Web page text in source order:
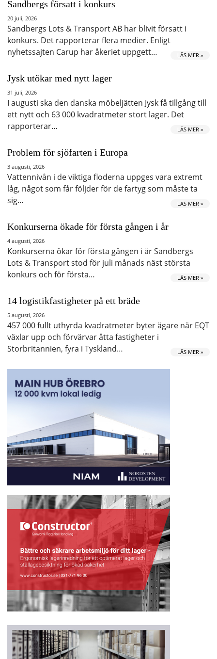
Sandbergs försatt i konkurs
20 juli, 2026
Sandbergs Lots & Transport AB har blivit försatt i
konkurs. Det rapporterar flera medier. Enligt
nyhetssajten Carup har åkeriet uppgett…
LÄS MER »
Jysk utökar med nytt lager
31 juli, 2026
I augusti ska den danska möbeljätten Jysk få tillgång till
ett nytt och 63 000 kvadratmeter stort lager. Det
rapporterar…
LÄS MER »
Problem för sjöfarten i Europa
3 augusti, 2026
Vattennivån i de viktiga floderna uppges vara extremt
låg, något som får följder för de fartyg som måste ta
sig…
LÄS MER »
Konkurserna ökade för första gången i år
4 augusti, 2026
Konkurserna ökar för första gången i år Sandbergs
Lots & Transport stod för juli månads näst största
konkurs och för första…
LÄS MER »
14 logistikfastigheter på ett bräde
5 augusti, 2026
457 000 fullt uthyrda kvadratmeter byter ägare när EQT
växlar upp och förvärvar åtta fastigheter i
Storbritannien, fyra i Tyskland…
LÄS MER »